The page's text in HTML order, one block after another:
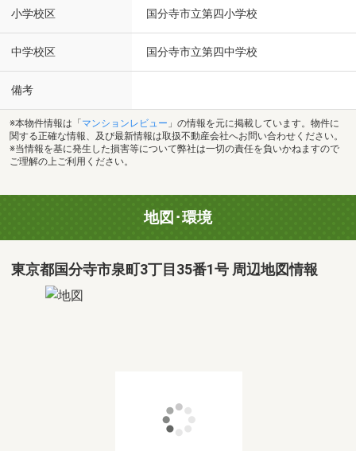
小学校区 国分寺市立第四小学校
中学校区 国分寺市立第四中学校
備考
※本物件情報は「 マンションレビュー 」の情報を元に掲載しています。物件に
関する正確な情報、及び最新情報は取扱不動産会社へお問い合わせください。
※当情報を基に発生した損害等について弊社は一切の責任を負いかねますので
ご理解の上ご利用ください。
地図･環境
東京都国分寺市泉町3丁目35番1号 周辺地図情報